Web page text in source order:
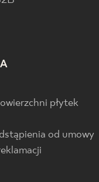
płytek
od umowy